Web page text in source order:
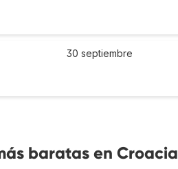
30 septiembre
baratas en Croacia